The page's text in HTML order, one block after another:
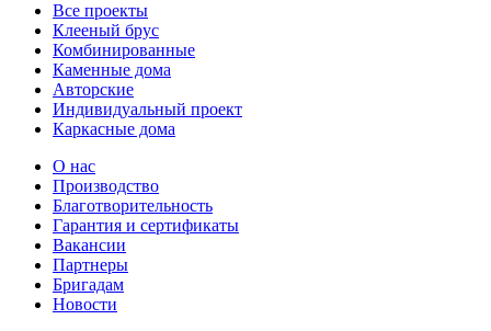
Все проекты
Клееный брус
Комбинированные
Каменные дома
Авторские
Индивидуальный проект
Каркасные дома
О нас
Производство
Благотворительность
Гарантия и сертификаты
Вакансии
Партнеры
Бригадам
Новости